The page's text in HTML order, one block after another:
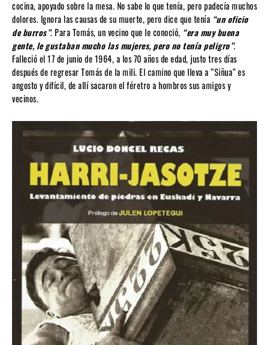
cocina, apoyado sobre la mesa. No sabe lo que tenía, pero padecía muchos
dolores. Ignora las causas de su muerte, pero dice que tenía “un oficio
de burros”. Para Tomás, un vecino que le conoció, “era muy buena
gente, le gustaban mucho las mujeres, pero no tenía peligro”.
Falleció el 17 de junio de 1964, a los 70 años de edad, justo tres días
después de regresar Tomás de la mili. El camino que lleva a “Siñua” es
angosto y difícil, de allí sacaron el féretro a hombros sus amigos y
vecinos.